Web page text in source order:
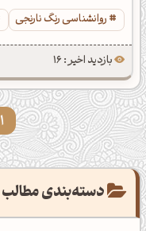
روانشناسی رنگ نارنجی
بازدید اخیر : 16
1
دسته‌بندی مطالب